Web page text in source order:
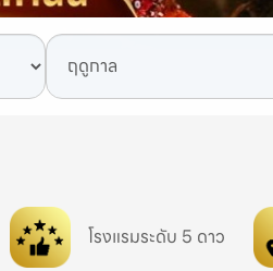
โรงแรมระดับ 5 ดาว